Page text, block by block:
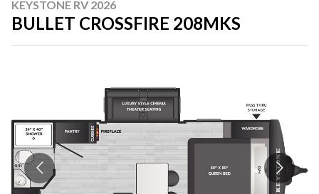
KEYSTONE RV 2026
BULLET CROSSFIRE 208MKS